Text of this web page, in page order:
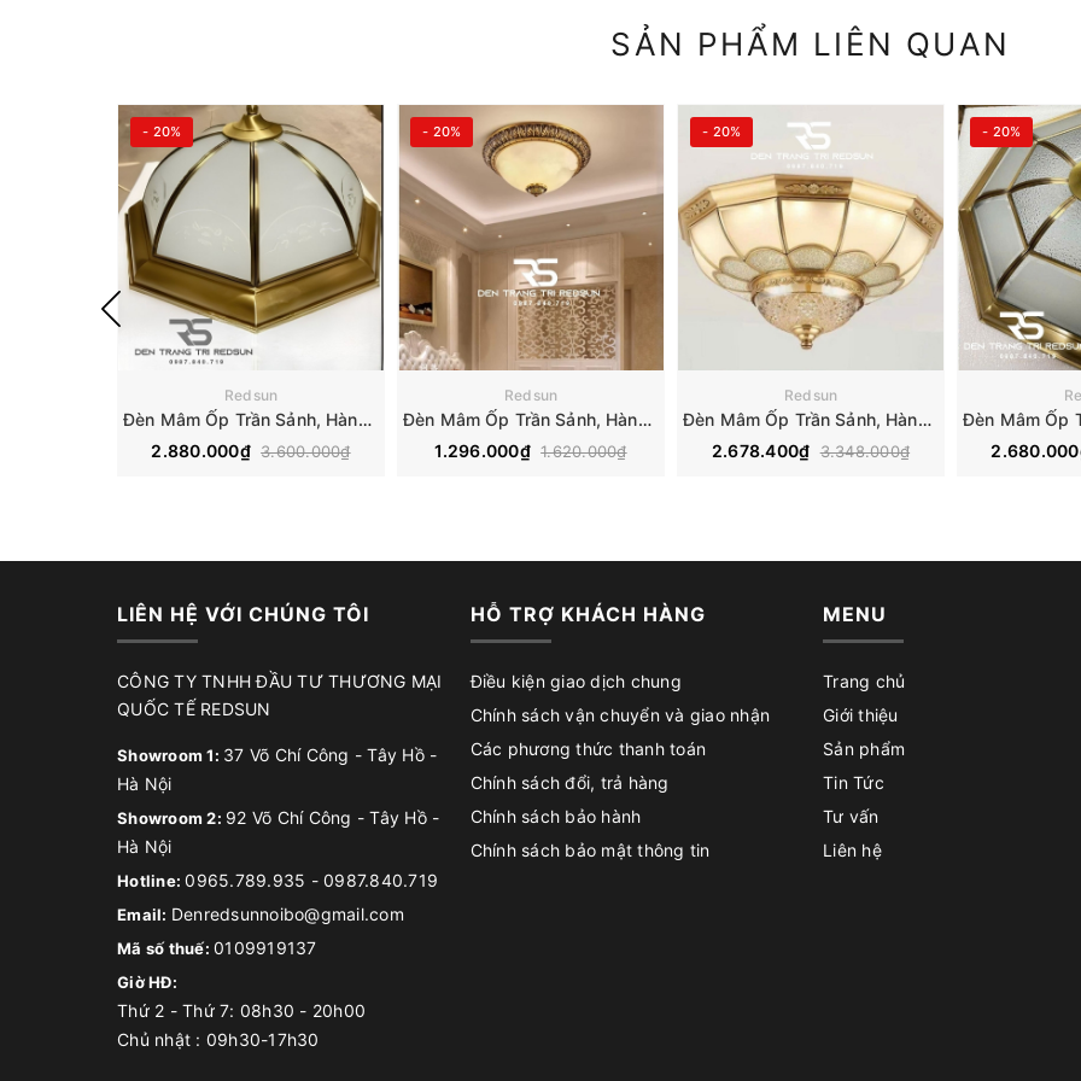
SẢN PHẨM LIÊN QUAN
- 20%
Redsun
Đèn Mâm Ốp Trần Sảnh, Hành Lang, Ban Công Hiện Đại OT-C8206
2.880.000₫ 3.600.000₫
- 20%
Redsun
Đèn Mâm Ốp Trần Sảnh, Hành Lang, Ban Công Hiện Đại OT-C1924
1.296.000₫ 1.620.000₫
- 20%
Redsun
Đèn Mâm Ốp Trần Sảnh, Hành Lang, Ban Công Hiện Đại OT-C9933
2.678.400₫ 3.348.000₫
- 20%
LIÊN HỆ VỚI CHÚNG TÔI
CÔNG TY TNHH ĐẦU TƯ THƯƠNG MẠI
QUỐC TẾ REDSUN
Showroom 1: 37 Võ Chí Công - Tây Hồ -
Hà Nội
Showroom 2: 92 Võ Chí Công - Tây Hồ -
Hà Nội
Hotline:0965.789.935 - 0987.840.719
Email: Denredsunnoibo@gmail.com
Mã số thuế: 0109919137
Giờ HĐ:
Thứ 2 - Thứ 7: 08h30 - 20h00
Chủ nhật : 09h30-17h30
HỖ TRỢ KHÁCH HÀNG
Điều kiện giao dịch chung
Chính sách vận chuyển và giao nhận
Các phương thức thanh toán
Chính sách đổi, trả hàng
Chính sách bảo hành
Chính sách bảo mật thông tin
MENU
Trang chủ
Giới thiệu
Sản phẩm
Tin Tức
Tư vấn
Liên hệ